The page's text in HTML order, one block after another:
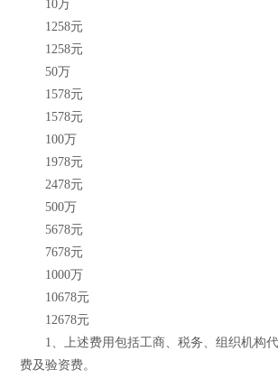
10万
1258元
1258元
50万
1578元
1578元
100万
1978元
2478元
500万
5678元
7678元
1000万
10678元
12678元
1、上述费用包括工商、税务、组织机构代
费及验资费。